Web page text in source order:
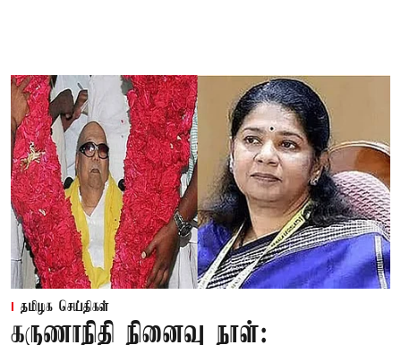
தமிழக செய்திகள்
கருணாநிதி நினைவு நாள்: